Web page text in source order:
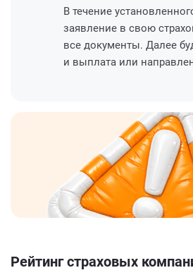
В течение
заявление в свою
все документы. Далее
и выплата или
Рейтинг страховых